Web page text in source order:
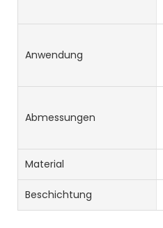
Anwendung
Abmessungen
Material
Beschichtung